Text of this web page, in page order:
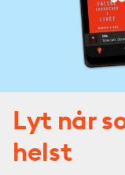
Lyt når
helst